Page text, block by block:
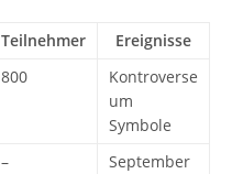
Teilnehmer
Ereignisse
800
Kontroverse
um
Symbole
–
September